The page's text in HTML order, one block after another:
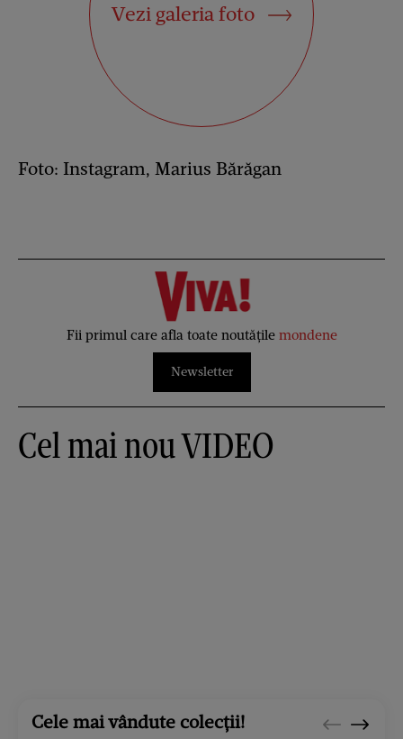
Vezi galeria foto
Foto: Instagram, Marius Bărăgan
Fii primul care afla toate noutățile mondene
Newsletter
Cel mai nou VIDEO
Cele mai vândute colecții!